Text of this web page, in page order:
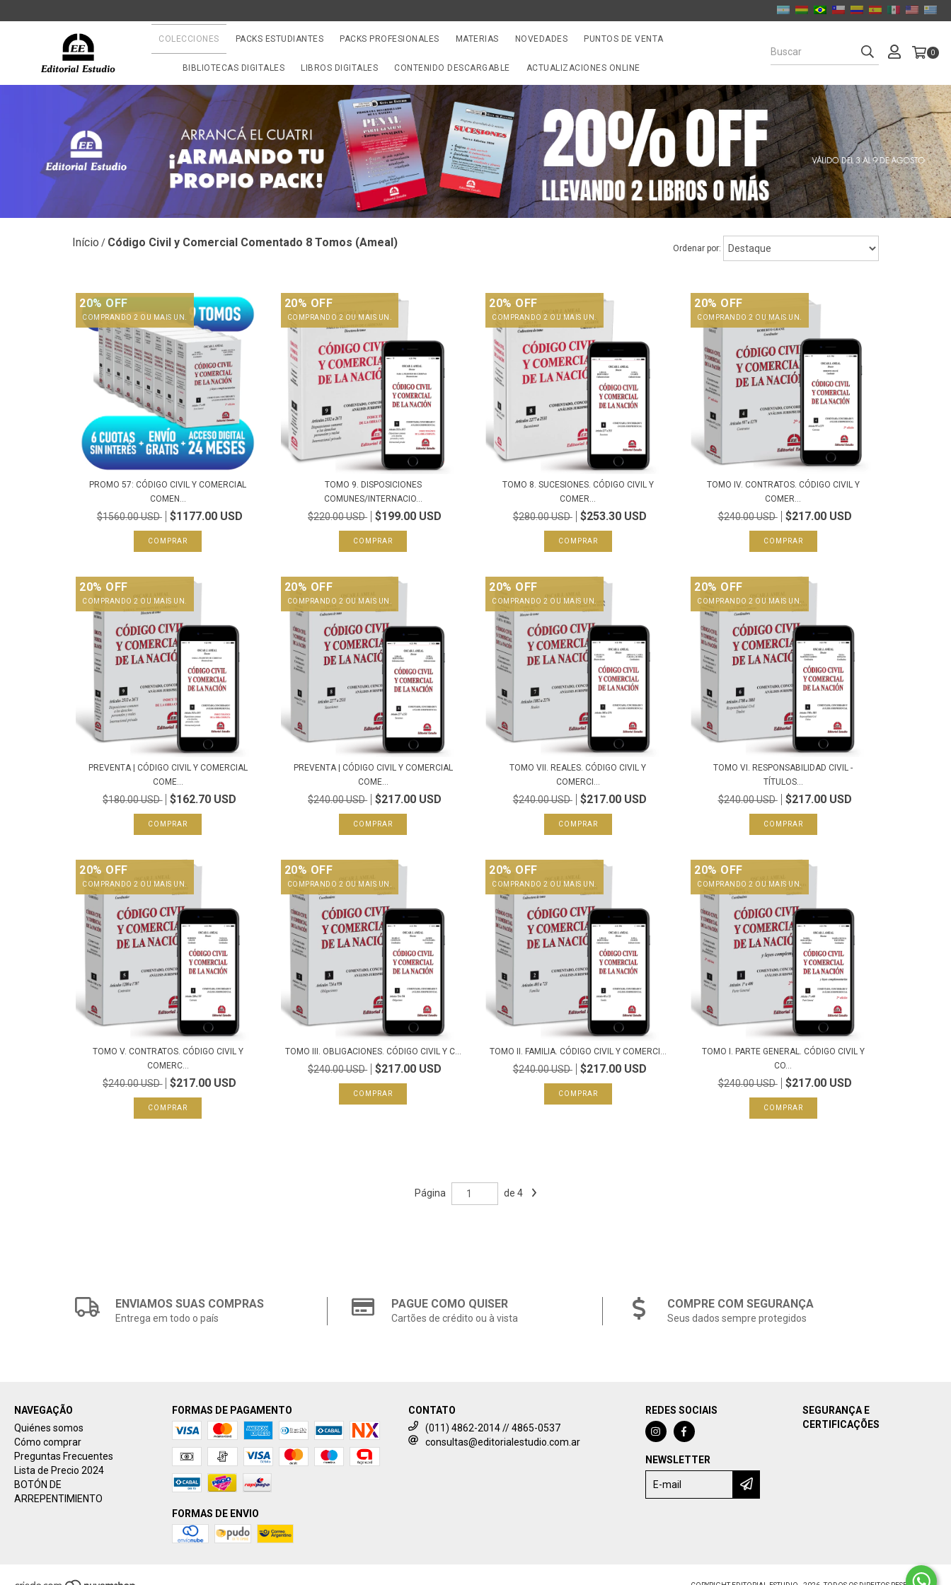
COLECCIONES PACKS ESTUDIANTES PACKS PROFESIONALES MATERIAS NOVEDADES PUNTOS DE VENTA
BIBLIOTECAS DIGITALES LIBROS DIGITALES CONTENIDO DESCARGABLE ACTUALIZACIONES ONLINE
0
Início / Código Civil y Comercial Comentado 8 Tomos (Ameal) Ordenar por:
20% OFF
COMPRANDO 2 OU MAIS UN.
PROMO 57: CÓDIGO CIVIL Y COMERCIAL
COMEN...
$1560.00 USD $1177.00 USD
20% OFF
COMPRANDO 2 OU MAIS UN.
TOMO 9. DISPOSICIONES
COMUNES/INTERNACIO...
$220.00 USD $199.00 USD
20% OFF
COMPRANDO 2 OU MAIS UN.
TOMO 8. SUCESIONES. CÓDIGO CIVIL Y
COMER...
$280.00 USD $253.30 USD
20% OFF
COMPRANDO 2 OU MAIS UN.
TOMO IV. CONTRATOS. CÓDIGO CIVIL Y
COMER...
$240.00 USD $217.00 USD
20% OFF
COMPRANDO 2 OU MAIS UN.
PREVENTA | CÓDIGO CIVIL Y COMERCIAL
COME...
$180.00 USD $162.70 USD
20% OFF
COMPRANDO 2 OU MAIS UN.
PREVENTA | CÓDIGO CIVIL Y COMERCIAL
COME...
$240.00 USD $217.00 USD
20% OFF
COMPRANDO 2 OU MAIS UN.
TOMO VII. REALES. CÓDIGO CIVIL Y
COMERCI...
$240.00 USD $217.00 USD
20% OFF
COMPRANDO 2 OU MAIS UN.
TOMO VI. RESPONSABILIDAD CIVIL -
TÍTULOS...
$240.00 USD $217.00 USD
20% OFF
COMPRANDO 2 OU MAIS UN.
TOMO V. CONTRATOS. CÓDIGO CIVIL Y
COMERC...
$240.00 USD $217.00 USD
20% OFF
COMPRANDO 2 OU MAIS UN.
TOMO III. OBLIGACIONES. CÓDIGO CIVIL Y C...
$240.00 USD $217.00 USD
20% OFF
COMPRANDO 2 OU MAIS UN.
TOMO II. FAMILIA. CÓDIGO CIVIL Y COMERCI...
$240.00 USD $217.00 USD
20% OFF
COMPRANDO 2 OU MAIS UN.
TOMO I. PARTE GENERAL. CÓDIGO CIVIL Y
CO...
$240.00 USD $217.00 USD
Página de 4
ENVIAMOS SUAS COMPRAS
Entrega em todo o país
PAGUE COMO QUISER
Cartões de crédito ou à vista
COMPRE COM SEGURANÇA
Seus dados sempre protegidos
NAVEGAÇÃO
Quiénes somos
Cómo comprar
Preguntas Frecuentes
Lista de Precio 2024
BOTÓN DE
ARREPENTIMIENTO
FORMAS DE PAGAMENTO
FORMAS DE ENVIO
CONTATO
(011) 4862-2014 // 4865-0537
consultas@editorialestudio.com.ar
REDES SOCIAIS
NEWSLETTER
SEGURANÇA E
CERTIFICAÇÕES